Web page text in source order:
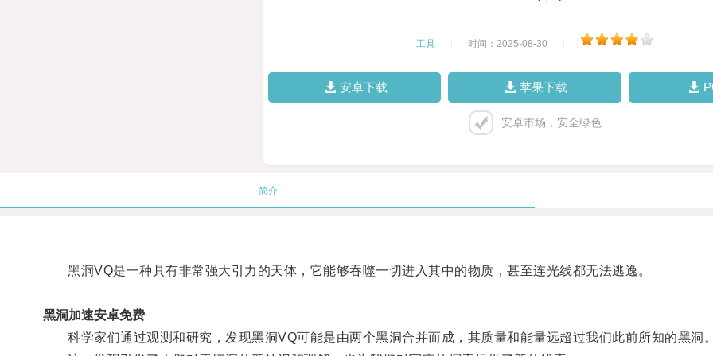
工具 时间：2025-08-30
安卓下载 苹果下载
安卓市场，安全绿色
简介
黑洞VQ是一种具有非常强大引力的天体，它能够吞噬一切进入其中的物质，甚至连光线都无法逃逸。
黑洞加速安卓免费
科学家们通过观测和研究，发现黑洞VQ可能是由两个黑洞合并而成，其质量和能量远超过我们此前所知的黑洞。